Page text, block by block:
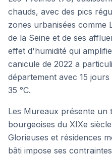
chauds, avec des pics
zones urbanisées comme
de la Seine et de ses
effet d'humidité qui
canicule de 2022 a
département avec 15
35 °C.
Les Mureaux présente un
bourgeoises du XIXe
Glorieuses et résidences
bâti impose ses